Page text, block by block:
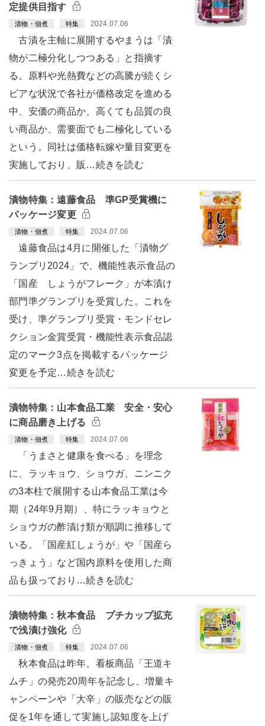
定提供目指す
漬物・佃煮 特集 2024.07.06
古漬を主軸に展開するやまうは「漬
物が二極分化しつつある」と指摘す
る。原料や光熱費などの高騰が続くシ
ビアな状況で各社が価格改定を進める
中、安価の商品か、高くても品質の良
い商品か、需要面でも二極化している
という。同社は価格転嫁や量目変更を
実施しており、販…続きを読む
漬物特集：遠藤食品 準GP受賞機に
パッケージ変更
漬物・佃煮 特集 2024.07.06
遠藤食品は4月に開催した「漬物グ
ランプリ2024」で、機能性表示食品の
「国産 しょうがフレーク」が本漬け
部門準グランプリを受賞した。これを
受け、準グランプリ受賞・モンドセレ
クション金賞受賞・機能性表示食品認
定のマーク3点を掲載するパッケージ
変更を予定…続きを読む
漬物特集：山本食品工業 安全・安心
に商品磨き上げる
漬物・佃煮 特集 2024.07.06
「うまさと健康を食べる」を理念
に、ラッキョウ、ショウガ、ニンニク
の3本柱で展開する山本食品工業は今
期（24年9月期）、特にラッキョウと
ショウガの酢漬け類が順調に推移して
いる。「国産紅しょうが」や「国産ら
っきょう」など国内原料を使用した商
品も扱っており…続きを読む
漬物特集：秋本食品 プチカップ拡充
で浅漬け強化
漬物・佃煮 特集 2024.07.06
秋本食品は昨年、看板商品「王道キ
ムチ」の発売20周年を記念し、増量キ
ャンペーンや「大辛」の販売などの販
促を1年を通して実施し認知度を上げ